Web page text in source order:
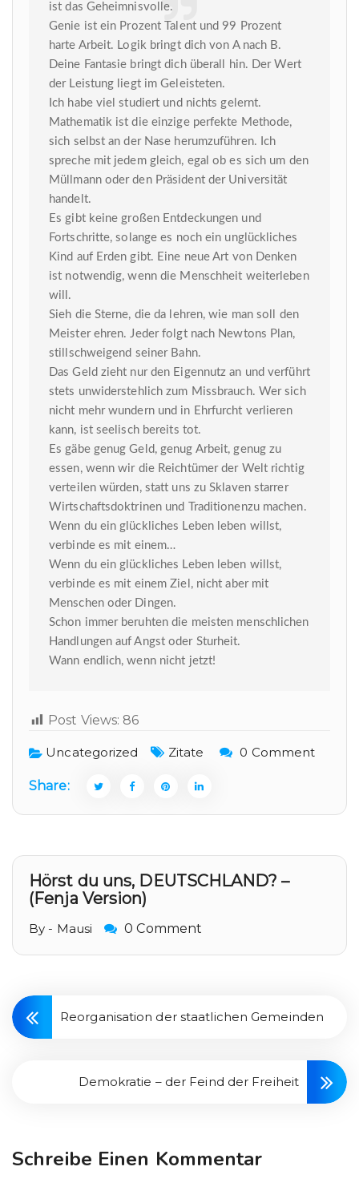
ist das Geheimnisvolle.
Genie ist ein Prozent Talent und 99 Prozent
harte Arbeit. Logik bringt dich von A nach B.
Deine Fantasie bringt dich überall hin. Der Wert
der Leistung liegt im Geleisteten.
Ich habe viel studiert und nichts gelernt.
Mathematik ist die einzige perfekte Methode,
sich selbst an der Nase herumzuführen. Ich
spreche mit jedem gleich, egal ob es sich um den
Müllmann oder den Präsident der Universität
handelt.
Es gibt keine großen Entdeckungen und
Fortschritte, solange es noch ein unglückliches
Kind auf Erden gibt. Eine neue Art von Denken
ist notwendig, wenn die Menschheit weiterleben
will.
Sieh die Sterne, die da lehren, wie man soll den
Meister ehren. Jeder folgt nach Newtons Plan,
stillschweigend seiner Bahn.
Das Geld zieht nur den Eigennutz an und verführt
stets unwiderstehlich zum Missbrauch. Wer sich
nicht mehr wundern und in Ehrfurcht verlieren
kann, ist seelisch bereits tot.
Es gäbe genug Geld, genug Arbeit, genug zu
essen, wenn wir die Reichtümer der Welt richtig
verteilen würden, statt uns zu Sklaven starrer
Wirtschaftsdoktrinen und Traditionenzu machen.
Wenn du ein glückliches Leben leben willst,
verbinde es mit einem…
Wenn du ein glückliches Leben leben willst,
verbinde es mit einem Ziel, nicht aber mit
Menschen oder Dingen.
Schon immer beruhten die meisten menschlichen
Handlungen auf Angst oder Sturheit.
Wann endlich, wenn nicht jetzt!
Post Views: 86
Uncategorized Zitate 0 Comment
Share:
Hörst du uns, DEUTSCHLAND? –
(Fenja Version)
By - Mausi 0 Comment
Reorganisation der staatlichen Gemeinden
Demokratie – der Feind der Freiheit
Schreibe Einen Kommentar